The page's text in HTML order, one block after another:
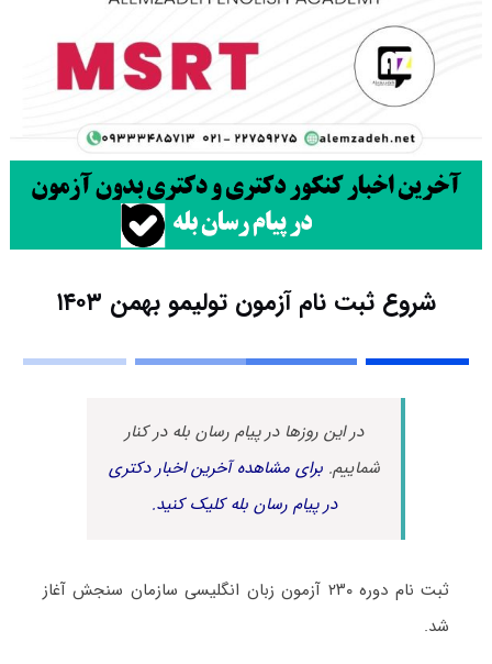
شروع ثبت‌ نام آزمون‌ تولیمو بهمن ۱۴۰۳
در این روزها در پیام رسان بله در کنار
شماییم.برای مشاهده آخرین اخبار دکتری
در پیام رسان بله کلیک کنید.
ثبت‌ نام دوره‌ ۲۳۰ آزمون زبان انگلیسی سازمان سنجش آغاز
شد.